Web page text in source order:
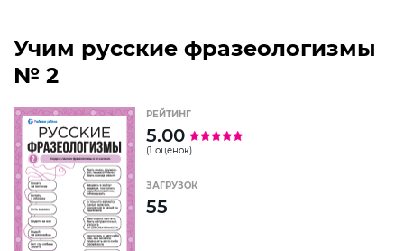
Учим русские фразеологизмы
№ 2
РЕЙТИНГ
5.00
(1 оценок)
ЗАГРУЗОК
55